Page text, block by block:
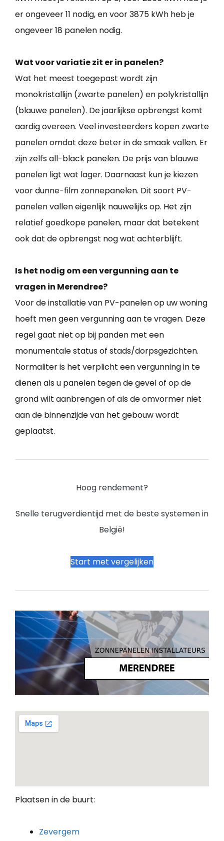
er ongeveer 11 nodig, en voor 3875 kWh heb je
ongeveer 18 panelen nodig.
Wat voor variatie zit er in panelen?
Wat het meest toegepast wordt zijn
monokristallijn (zwarte panelen) en polykristallijn
(blauwe panelen). De jaarlijkse opbrengst komt
aardig overeen. Veel investeerders kopen zwarte
panelen omdat deze beter in de smaak vallen. Er
zijn zelfs all-black panelen. De prijs van blauwe
panelen ligt wat lager. Daarnaast kun je kiezen
voor dunne-film zonnepanelen. Dit soort PV-
panelen vallen eigenlijk nauwelijks op. Het zijn
relatief goedkope panelen, maar dat betekent
ook dat de opbrengst nog wat achterblijft.
Is het nodig om een vergunning aan te
vragen in Merendree?
Voor de installatie van PV-panelen op uw woning
hoeft men geen vergunning aan te vragen. Deze
regel gaat niet op bij panden met een
monumentale status of stads/dorpsgezichten.
Normaliter is het verplicht een vergunning in te
dienen als u panelen tegen de gevel of op de
grond wilt aanbrengen of als de omvormer niet
aan de binnenzijde van het gebouw wordt
geplaatst.
Hoog rendement?
Snelle terugverdientijd met de beste systemen in
België!
Start met vergelijken
Plaatsen in de buurt:
Zevergem